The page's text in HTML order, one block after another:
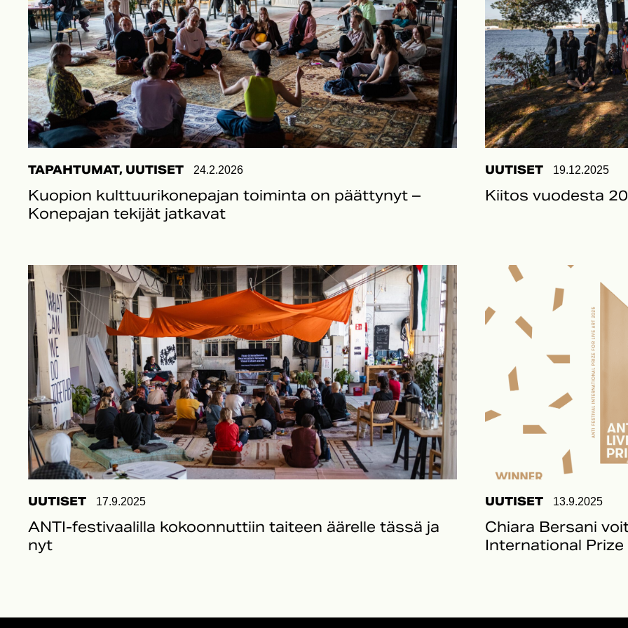
TAPAHTUMAT, UUTISET 24.2.2026
Kuopion kulttuurikonepajan toiminta on päättynyt –
Konepajan tekijät jatkavat
UUTISET 19.12.2025
Kiitos vuodesta
UUTISET 17.9.2025
ANTI-festivaalilla kokoonnuttiin taiteen äärelle tässä ja
nyt
UUTISET 13.9.2025
Chiara Bersani
International